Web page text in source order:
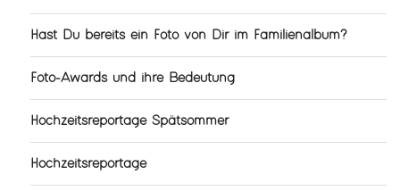
Hast Du bereits ein Foto von Dir im Familienalbum?
Foto-Awards und ihre Bedeutung
Hochzeitsreportage Spätsommer
Hochzeitsreportage